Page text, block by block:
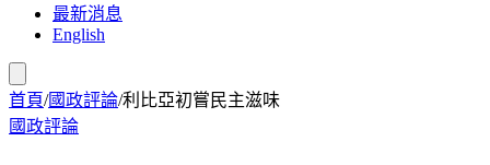
最新消息
English
首頁/國政評論/利比亞初嘗民主滋味
國政評論